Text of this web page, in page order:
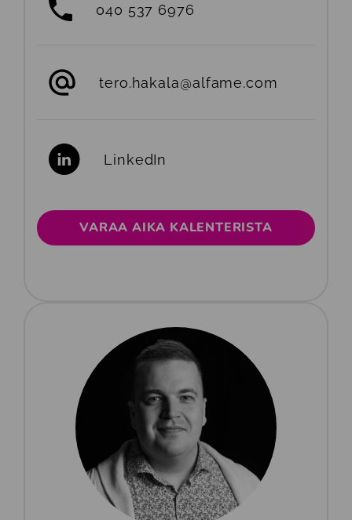
040 537 6976
tero.hakala@alfame.com
LinkedIn
VARAA AIKA KALENTERISTA